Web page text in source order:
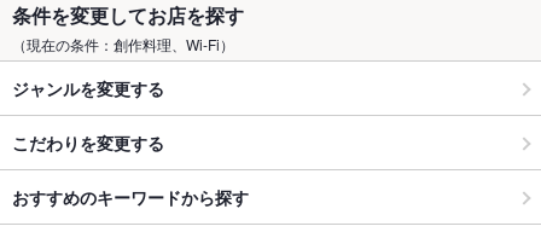
条件を変更してお店を探す
（現在の条件：創作料理、Wi-Fi）
ジャンルを変更する
こだわりを変更する
おすすめのキーワードから探す